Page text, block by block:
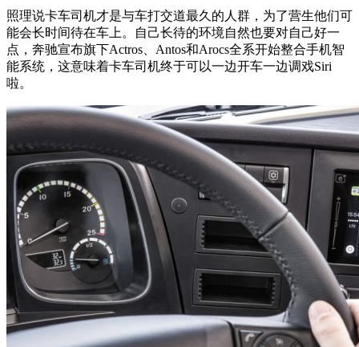
照理说卡车司机才是与车打交道最久的人群，为了营生他们可
能会长时间待在车上。自己长待的环境自然也要对自己好一
点，奔驰宣布旗下Actros、Antos和Arocs全系开始整合手机智
能系统，这意味着卡车司机终于可以一边开车一边调戏Siri
啦。